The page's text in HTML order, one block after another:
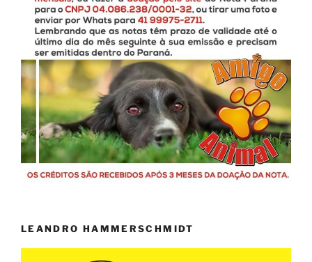
LEANDRO HAMMERSCHMIDT